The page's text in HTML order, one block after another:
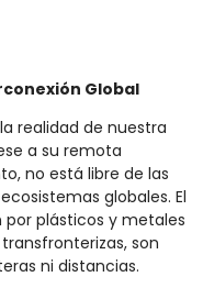
Global
realidad de nuestra
a su remota
no está libre de las
globales. El
plásticos y metales
son
ni distancias.